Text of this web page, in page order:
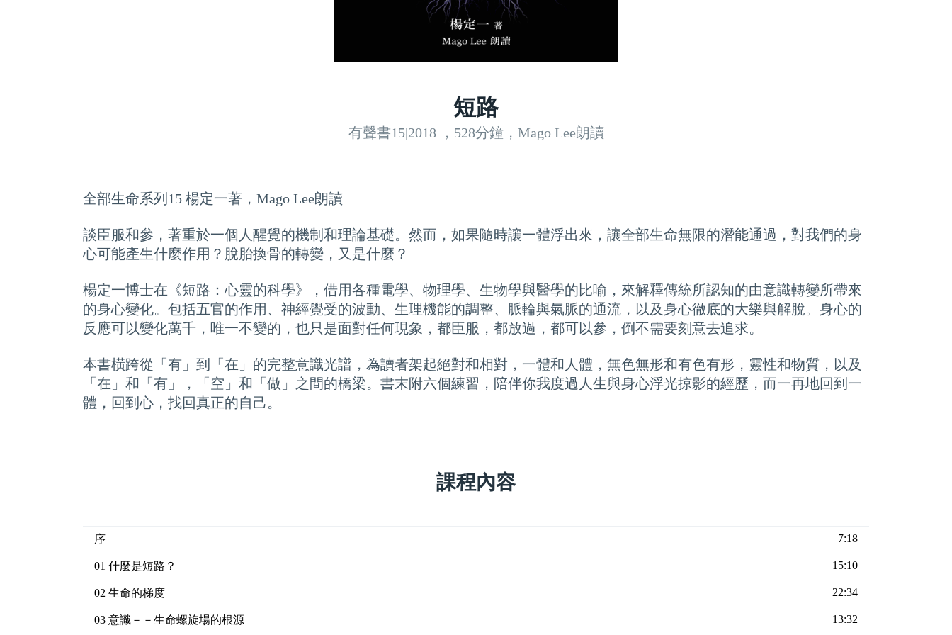
短路
有聲書15|2018 ，528分鐘，Mago Lee朗讀
全部生命系列15 楊定一著，Mago Lee朗讀
談臣服和參，著重於一個人醒覺的機制和理論基礎。然而，如果隨時讓一體浮出來，讓全部生命無限的潛能通過，對我們的身
心可能產生什麼作用？脫胎換骨的轉變，又是什麼？
楊定一博士在《短路：心靈的科學》，借用各種電學、物理學、生物學與醫學的比喻，來解釋傳統所認知的由意識轉變所帶來
的身心變化。包括五官的作用、神經覺受的波動、生理機能的調整、脈輪與氣脈的通流，以及身心徹底的大樂與解脫。身心的
反應可以變化萬千，唯一不變的，也只是面對任何現象，都臣服，都放過，都可以參，倒不需要刻意去追求。
本書橫跨從「有」到「在」的完整意識光譜，為讀者架起絕對和相對，一體和人體，無色無形和有色有形，靈性和物質，以及
「在」和「有」，「空」和「做」之間的橋梁。書末附六個練習，陪伴你我度過人生與身心浮光掠影的經歷，而一再地回到一
體，回到心，找回真正的自己。
課程內容
序 7:18
01 什麼是短路？ 15:10
02 生命的梯度 22:34
03 意識－－生命螺旋場的根源 13:32